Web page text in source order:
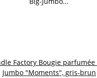
Factory Bougie parfumée
Jumbo "Moments", gris-brun